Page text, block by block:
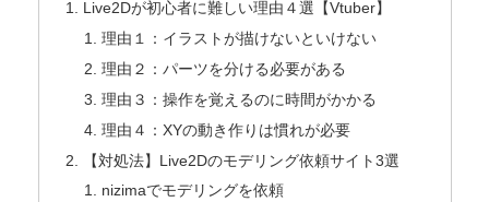
Live2Dが初心者に難しい理由４選【Vtuber】
理由１：イラストが描けないといけない
理由２：パーツを分ける必要がある
理由３：操作を覚えるのに時間がかかる
理由４：XYの動き作りは慣れが必要
【対処法】Live2Dのモデリング依頼サイト3選
nizimaでモデリングを依頼